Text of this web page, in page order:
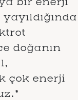
doğanın
çok enerji